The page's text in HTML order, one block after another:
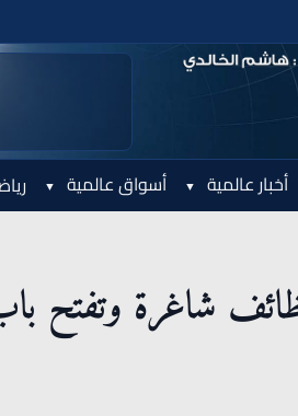
أخبار عالمية أسواق عالمية
شاغرة وتفتح باب